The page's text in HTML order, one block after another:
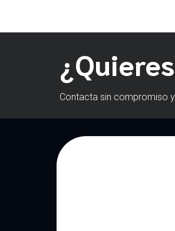
Contacta sin compromiso